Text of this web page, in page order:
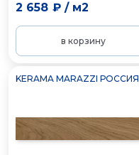
2 658 ₽/ м2
в корзину
KERAMA MARAZZI РОССИЯ